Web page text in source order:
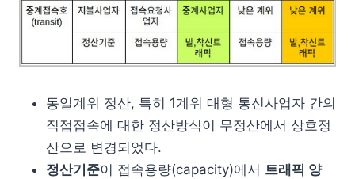
동일계위 정산, 특히 1계위 대형 통신사업자 간의
직접접속에 대한 정산방식이 무정산에서 상호정
산으로 변경되었다.
정산기준이 접속용량(capacity)에서 트래픽 양